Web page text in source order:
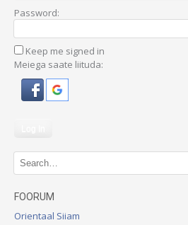
Password:
Keep me signed in
Meiega saate liituda:
FOORUM
Orientaal Siiam